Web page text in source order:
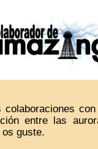
colaboraciones
entre las
guste.